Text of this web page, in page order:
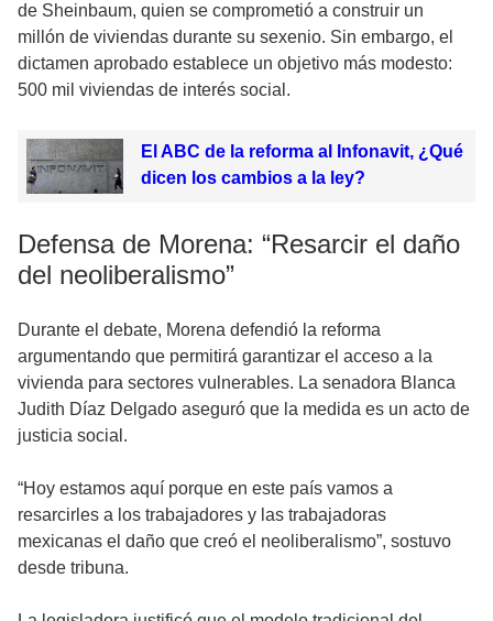
de Sheinbaum, quien se comprometió a construir un
millón de viviendas durante su sexenio. Sin embargo, el
dictamen aprobado establece un objetivo más modesto:
500 mil viviendas de interés social.
El ABC de la reforma al Infonavit, ¿Qué
dicen los cambios a la ley?
Defensa de Morena: “Resarcir el daño
del neoliberalismo”
Durante el debate, Morena defendió la reforma
argumentando que permitirá garantizar el acceso a la
vivienda para sectores vulnerables. La senadora Blanca
Judith Díaz Delgado aseguró que la medida es un acto de
justicia social.
“Hoy estamos aquí porque en este país vamos a
resarcirles a los trabajadores y las trabajadoras
mexicanas el daño que creó el neoliberalismo”, sostuvo
desde tribuna.